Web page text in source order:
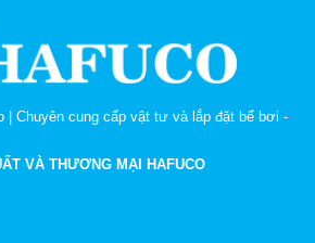
| Chuyên cung cấp vật tư và lắp đặt bể bơi -
VÀ THƯƠNG MẠI HAFUCO